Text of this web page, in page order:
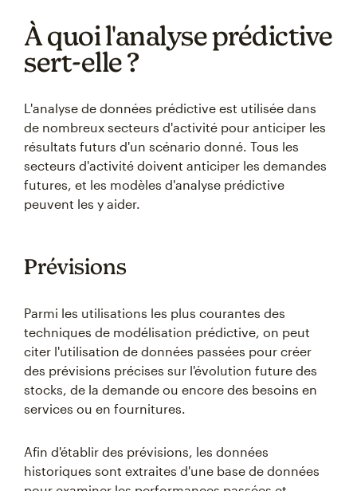
À quoi l'analyse prédictive
sert-elle ?
L'analyse de données prédictive est utilisée dans
de nombreux secteurs d'activité pour anticiper les
résultats futurs d'un scénario donné. Tous les
secteurs d'activité doivent anticiper les demandes
futures, et les modèles d'analyse prédictive
peuvent les y aider.
Prévisions
Parmi les utilisations les plus courantes des
techniques de modélisation prédictive, on peut
citer l'utilisation de données passées pour créer
des prévisions précises sur l'évolution future des
stocks, de la demande ou encore des besoins en
services ou en fournitures.
Afin d'établir des prévisions, les données
historiques sont extraites d'une base de données